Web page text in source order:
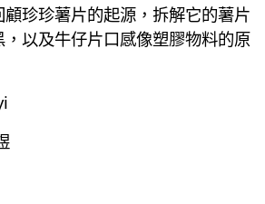
珍珍薯片的起源，拆解它的薯片
以及牛仔片口感像塑膠物料的原